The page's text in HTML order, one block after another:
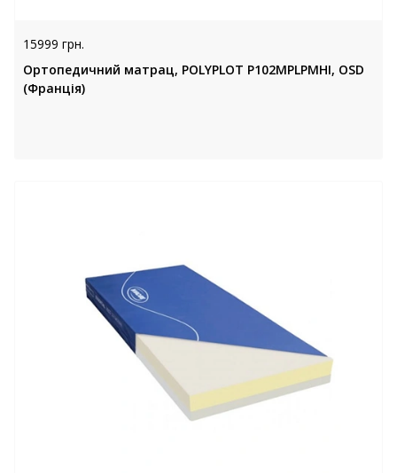
15999 грн.
Ортопедичний матрац, POLYPLOT P102MPLPMHI, OSD
(Франція)